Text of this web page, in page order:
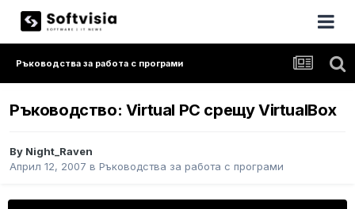
Ръководства за работа с програми
Ръководство: Virtual PC срещу VirtualBox
By Night_Raven
Април 12, 2007 в Ръководства за работа с програми